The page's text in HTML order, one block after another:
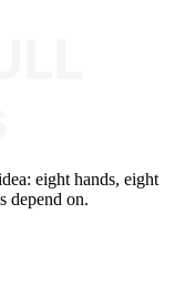
eight hands, eight
depend on.